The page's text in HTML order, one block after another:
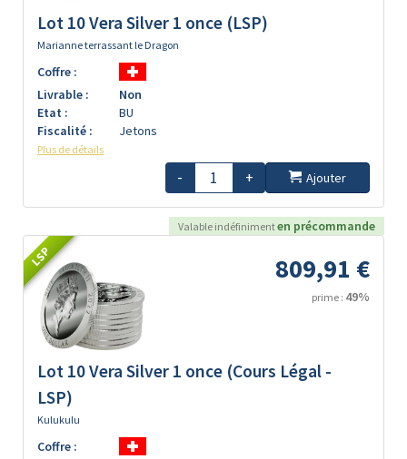
Lot 10 Vera Silver 1 once (LSP)
Marianne terrassant le Dragon
Coffre :
Livrable :
Non
Etat :
BU
Fiscalité :
Jetons
Plus de détails
- + Ajouter
Valable indéfinimenten précommande
LSP 809,91 €
prime : 49%
Lot 10 Vera Silver 1 once (Cours Légal -
LSP)
Kulukulu
Coffre :